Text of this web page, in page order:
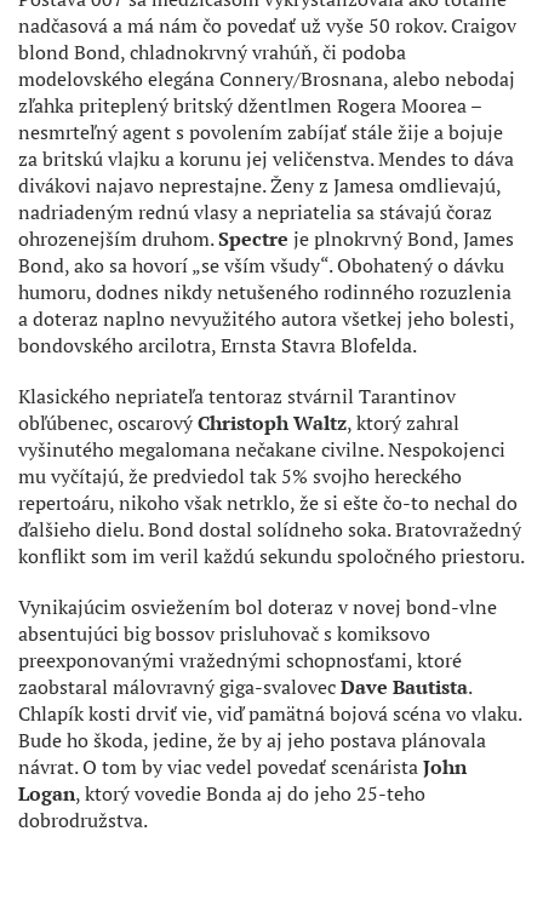
nadčasová a má nám čo povedať už vyše 50 rokov. Craigov
blond Bond, chladnokrvný vrahúň, či podoba
modelovského elegána Connery/Brosnana, alebo nebodaj
zľahka priteplený britský džentlmen Rogera Moorea –
nesmrteľný agent s povolením zabíjať stále žije a bojuje
za britskú vlajku a korunu jej veličenstva. Mendes to dáva
divákovi najavo neprestajne. Ženy z Jamesa omdlievajú,
nadriadeným rednú vlasy a nepriatelia sa stávajú čoraz
ohrozenejším druhom.Spectre je plnokrvný Bond, James
Bond, ako sa hovorí „se vším všudy“. Obohatený o dávku
humoru, dodnes nikdy netušeného rodinného rozuzlenia
a doteraz naplno nevyužitého autora všetkej jeho bolesti,
bondovského arcilotra, Ernsta Stavra Blofelda.
Klasického nepriateľa tentoraz stvárnil Tarantinov
obľúbenec, oscarovýChristoph Waltz, ktorý zahral
vyšinutého megalomana nečakane civilne. Nespokojenci
mu vyčítajú, že predviedol tak 5% svojho hereckého
repertoáru, nikoho však netrklo, že si ešte čo-to nechal do
ďalšieho dielu. Bond dostal solídneho soka. Bratovražedný
konflikt som im veril každú sekundu spoločného priestoru.
Vynikajúcim osviežením bol doteraz v novej bond-vlne
absentujúci big bossov prisluhovač s komiksovo
preexponovanými vražednými schopnosťami, ktoré
zaobstaral málovravný giga-svalovecDave Bautista.
Chlapík kosti drviť vie, viď pamätná bojová scéna vo vlaku.
Bude ho škoda, jedine, že by aj jeho postava plánovala
návrat. O tom by viac vedel povedať scenáristaJohn
Logan, ktorý vovedie Bonda aj do jeho 25-teho
dobrodružstva.